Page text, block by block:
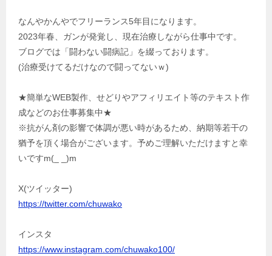
なんやかんやでフリーランス5年目になります。
2023年春、ガンが発覚し、現在治療しながら仕事中です。
ブログでは「闘わない闘病記」を綴っております。
(治療受けてるだけなので闘ってないｗ)
★簡単なWEB製作、せどりやアフィリエイト等のテキスト作
成などのお仕事募集中★
※抗がん剤の影響で体調が悪い時があるため、納期等若干の
猶予を頂く場合がございます。予めご理解いただけますと幸
いですm(_ _)m
X(ツイッター)
https://twitter.com/chuwako
インスタ
https://www.instagram.com/chuwako100/